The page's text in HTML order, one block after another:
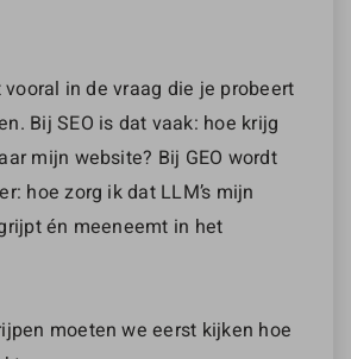
in de vraag die je probeert
Bij SEO is dat vaak: hoe krijg
mijn website? Bij GEO wordt
hoe zorg ik dat LLM’s mijn
én meeneemt in het
moeten we eerst kijken hoe